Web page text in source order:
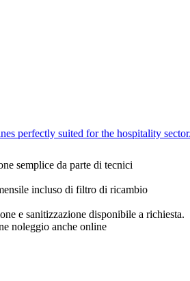
perfectly suited for the hospitality
semplice da parte di tecnici
incluso di filtro di ricambio
e sanitizzazione disponibile a richiesta.
noleggio anche online